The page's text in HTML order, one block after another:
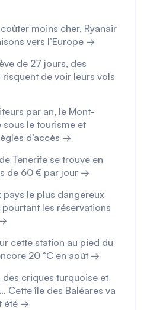
moins cher, Ryanair
vers l’Europe →
de 27 jours, des
de voir leurs vols
par an, le Mont-
le tourisme et
d’accès →
Tenerife se trouve en
de 60 € par jour →
le plus dangereux
pourtant les réservations
cette station au pied du
20 °C en août →
des criques turquoise et
Cette île des Baléares va
été →